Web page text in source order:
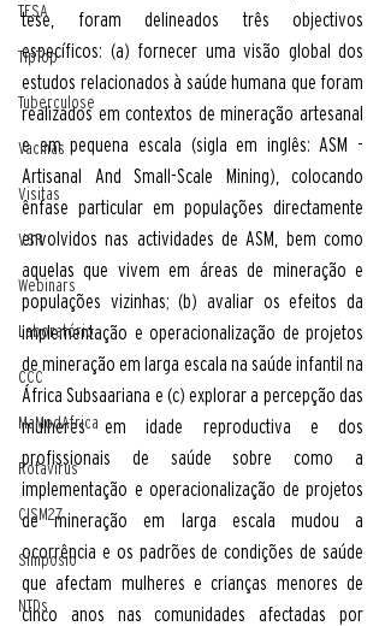
TESA
TipTop
Tuberculose
Vacinas
Visitas
VSR
Webinars
Laboratório
CCC
MaModAfrica
Rotavirus
CISM27
Simposio
NTDs
tese, foram delineados três objectivos
específicos: (a) fornecer uma visão global dos
estudos relacionados à saúde humana que foram
realizados em contextos de mineração artesanal
e em pequena escala (sigla em inglês: ASM -
Artisanal And Small-Scale Mining), colocando
ênfase particular em populações directamente
envolvidos nas actividades de ASM, bem como
aquelas que vivem em áreas de mineração e
populações vizinhas; (b) avaliar os efeitos da
implementação e operacionalização de projetos
de mineração em larga escala na saúde infantil na
África Subsaariana e (c) explorar a percepção das
mulheres em idade reproductiva e dos
profissionais de saúde sobre como a
implementação e operacionalização de projetos
de mineração em larga escala mudou a
ocorrência e os padrões de condições de saúde
que afectam mulheres e crianças menores de
cinco anos nas comunidades afectadas por